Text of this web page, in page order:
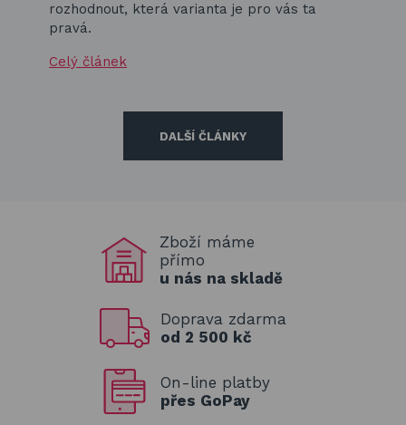
rozhodnout, která varianta je pro vás ta
pravá.
Celý článek
DALŠÍ ČLÁNKY
Zboží máme
přímo
u nás na skladě
Doprava zdarma
od 2 500 kč
On-line platby
přes GoPay